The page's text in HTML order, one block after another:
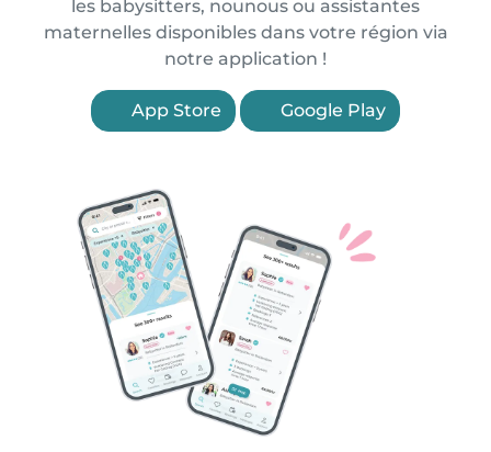
les babysitters, nounous ou assistantes
maternelles disponibles dans votre région via
notre application !
App Store Google Play